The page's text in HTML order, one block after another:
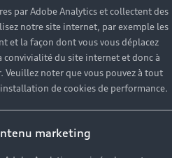
par Adobe Analytics et collectent des
notre site internet, par exemple les
et la façon dont vous vous déplacez
convivialité du site internet et donc à
noter que vous pouvez à tout
de cookies de performance.
marketing